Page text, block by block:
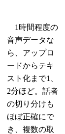
1時間程度の
音声データな
ら、アップロ
ードからテキ
スト化まで1、
2分ほど。話者
の切り分けも
ほぼ正確にで
き、複数の取